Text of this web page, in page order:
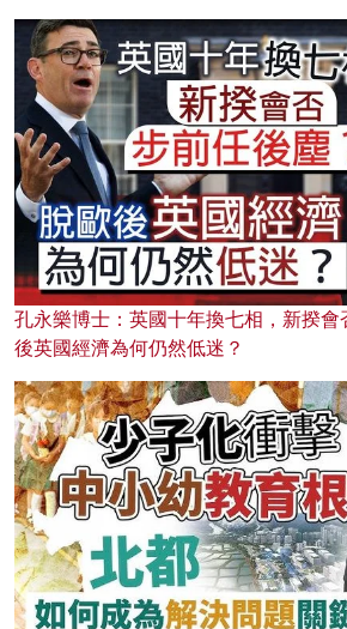
孔永樂博士：英國十年換七相，新揆會
後英國經濟為何仍然低迷？